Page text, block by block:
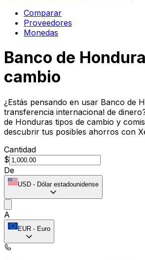
Comparar
Proveedores
Monedas
Banco de
cambio
¿Estás pensando en usar Banco de
transferencia internacional de
de Honduras tipos de cambio y
descubrir tus posibles ahorros con
Cantidad
$
De
USD - Dólar estadounidense
A
EUR - Euro